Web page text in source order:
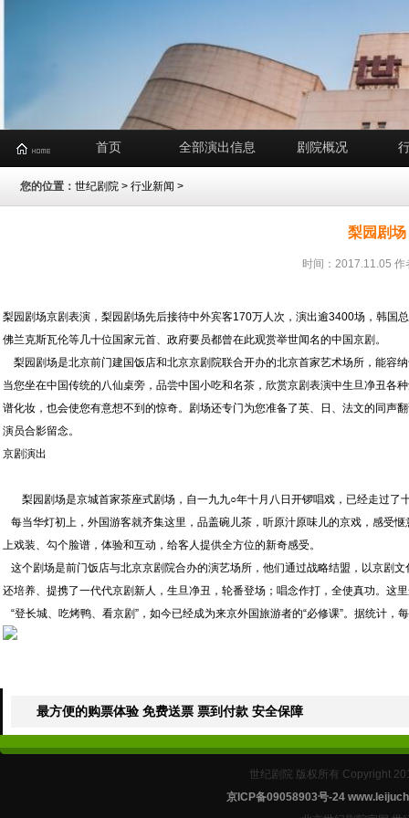
首页 全部演出信息 剧院概况
您的位置： 世纪剧院 > 行业新闻 >
梨园剧
时间：2017.11.05
梨园剧场京剧表演，梨园剧场先后接待中外宾客170万人次，演出逾3400场，韩国
佛兰克斯瓦伦等几十位国家元首、政府要员都曾在此观赏举世闻名的中国京剧。
梨园剧场是北京前门建国饭店和北京京剧院联合开办的北京首家艺术场所，能容
当您坐在中国传统的八仙桌旁，品尝中国小吃和名茶，欣赏京剧表演中生旦净丑
谱化妆，也会使您有意想不到的惊奇。剧场还专门为您准备了英、日、法文的同声
演员合影留念。
京剧演出
梨园剧场是京城首家茶座式剧场，自一九九○年十月八日开锣唱戏，已经走过了
每当华灯初上，外国游客就齐集这里，品盖碗儿茶，听原汁原味儿的京戏，感受
上戏装、勾个脸谱，体验和互动，给客人提供全方位的新奇感受。
这个剧场是前门饭店与北京京剧院合办的演艺场所，他们通过战略结盟，以京剧
还培养、提携了一代代京剧新人，生旦净丑，轮番登场；唱念作打，全使真功。这
“登长城、吃烤鸭、看京剧”，如今已经成为来京外国旅游者的“必修课”。据统计，
最方便的购票体验 免费送票 票到付款 安全保障
世纪剧院 版权所有 Copyright
京ICP备09058903号-24